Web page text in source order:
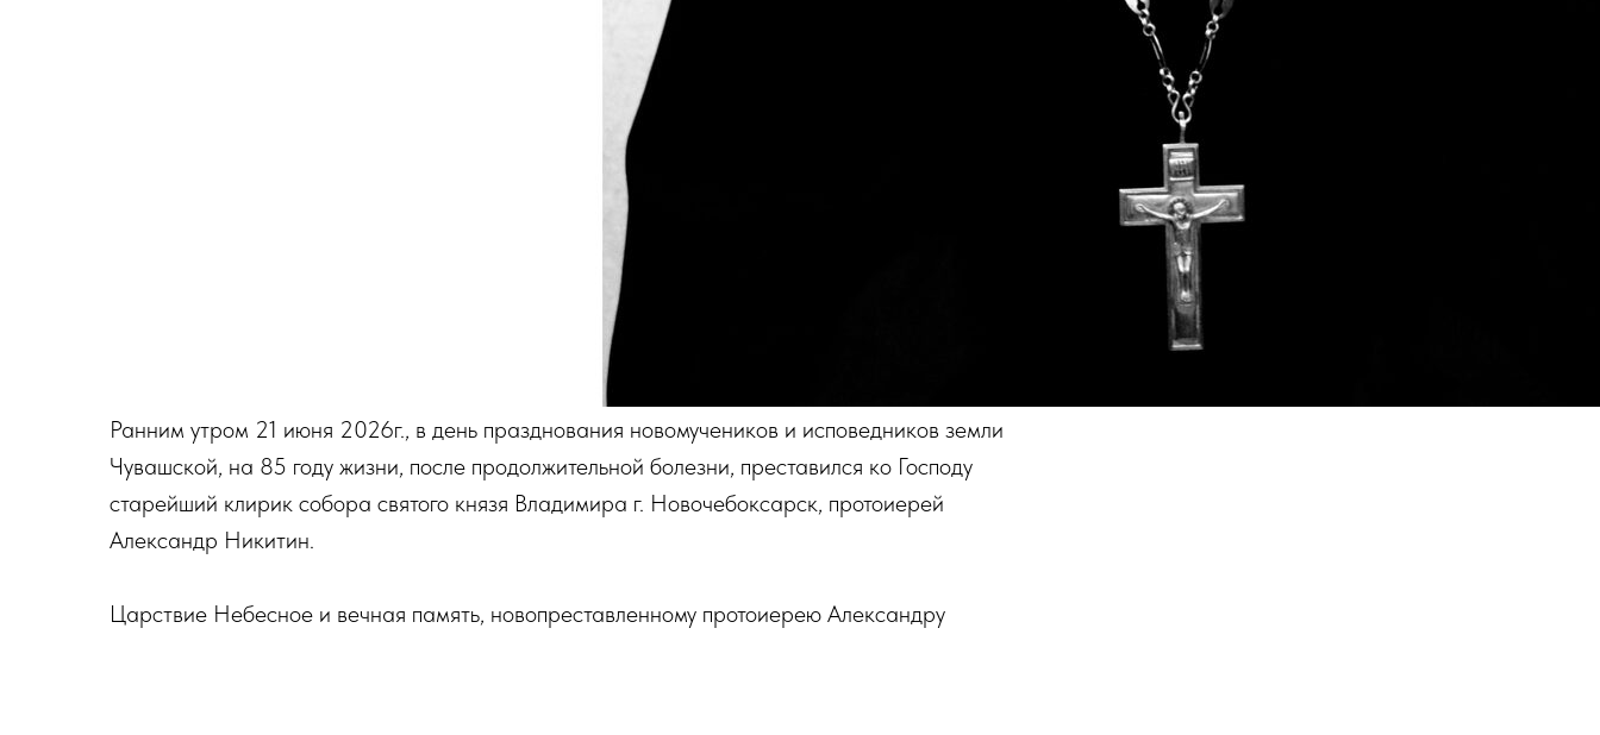
Ранним утром 21 июня 2026г., в день празднования новомучеников и исповедников земли
Чувашской, на 85 году жизни, после продолжительной болезни, преставился ко Господу
старейший клирик собора святого князя Владимира г. Новочебоксарск, протоиерей
Александр Никитин.
Царствие Небесное и вечная память, новопреставленному протоиерею Александру